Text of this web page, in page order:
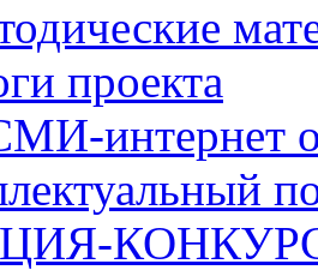
проекта
интернет